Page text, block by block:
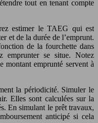
tout en tenant compte
estimer le TAEG qui est
et de la durée de l’emprunt.
de la fourchette dans
emprunter se situe. Notez
montant emprunté servent à
la périodicité. Simuler le
Elles sont calculées sur la
En simulant le prêt travaux,
anticipé si cela